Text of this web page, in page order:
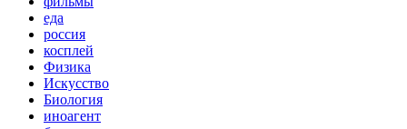
еда
россия
косплей
Физика
Искусство
Биология
иноагент